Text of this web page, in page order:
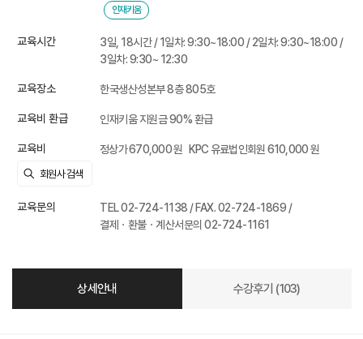
인재키움
교육시간
3일, 18시간 / 1일차: 9:30~18:00 / 2일차: 9:30~18:00 /
3일차: 9:30~ 12:30
교육장소 한국생산성본부 8층 805호
교육비 환급 인재키움 지원금 90% 환급
교육비 정상가 670,000 원 KPC 유료법인회원 610,000 원
교육문의
TEL 02-724-1138 / FAX. 02-724-1869 /
결제ㆍ환불ㆍ계산서문의 02-724-1161
상세안내 수강후기 (103)